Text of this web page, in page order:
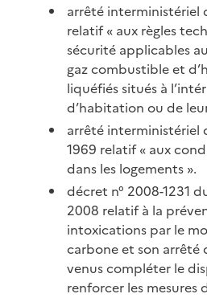
arrêté interministériel
relatif « aux règles
sécurité applicables
gaz combustible et
liquéfiés situés à
d’habitation ou de
arrêté interministériel
1969 relatif « aux
dans les logements ».
décret n° 2008-1231
2008 relatif à la
intoxications par le
carbone et son arrêté
venus compléter le
renforcer les mesures